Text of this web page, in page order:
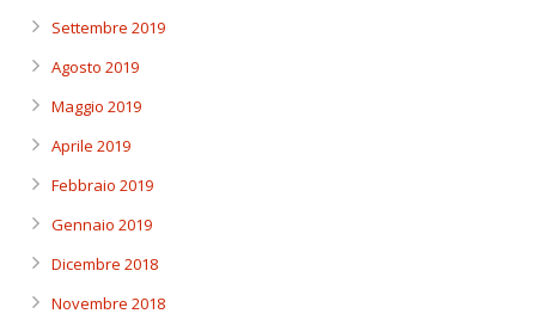
Settembre 2019
Agosto 2019
Maggio 2019
Aprile 2019
Febbraio 2019
Gennaio 2019
Dicembre 2018
Novembre 2018